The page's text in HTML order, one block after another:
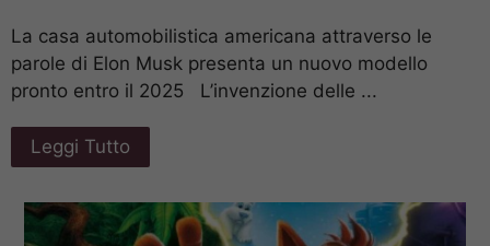
La casa automobilistica americana attraverso le
parole di Elon Musk presenta un nuovo modello
pronto entro il 2025 L’invenzione delle ...
Leggi Tutto